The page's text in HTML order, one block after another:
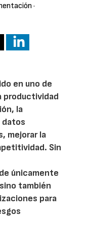
·
en uno de
productividad
la
datos
mejorar la
Sin
únicamente
también
para